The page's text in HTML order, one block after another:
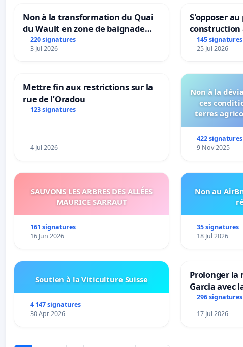
Non à la transformation du Quai
du Wault en zone de baignade
urbaine
220 signatures
3 Jul 2026
S'opposer
construction
145 signatures
25 Jul 2026
Mettre fin aux restrictions sur la
rue de l’Oradou
123 signatures
4 Jul 2026
Non à la
ces
terres
422 signatures
9 Nov 2025
SAUVONS LES ARBRES DES ALLÉES
MAURICE SARRAUT
161 signatures
16 Jun 2026
Non au
35 signatures
18 Jul 2026
Soutien à la Viticulture Suisse
4 147 signatures
30 Apr 2026
Prolonger la
Garcia avec
296 signatures
17 Jul 2026